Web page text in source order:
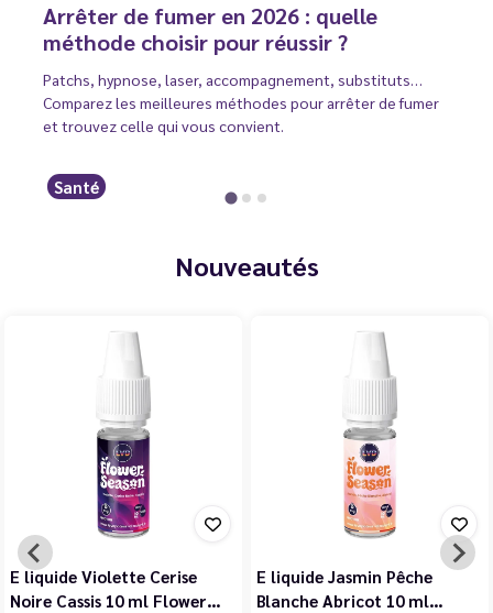
Arrêter de fumer en 2026 : quelle
méthode choisir pour réussir ?
Patchs, hypnose, laser, accompagnement, substituts…
Comparez les meilleures méthodes pour arrêter de fumer
et trouvez celle qui vous convient.
Santé
Nouveautés
E liquide Violette Cerise
Noire Cassis 10 ml Flower…
E liquide Jasmin Pêche
Blanche Abricot 10 ml…